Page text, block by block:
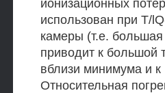
ионизационных
использован при T/
камеры (т.е.
приводит к большой
вблизи минимума и к
Относительная